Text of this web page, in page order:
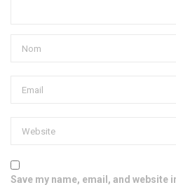
Save my name, email, and website